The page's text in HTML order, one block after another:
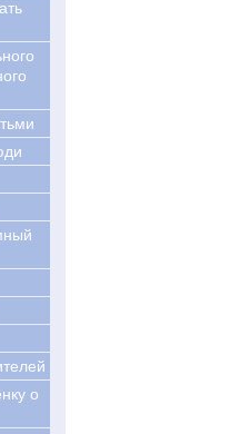
о